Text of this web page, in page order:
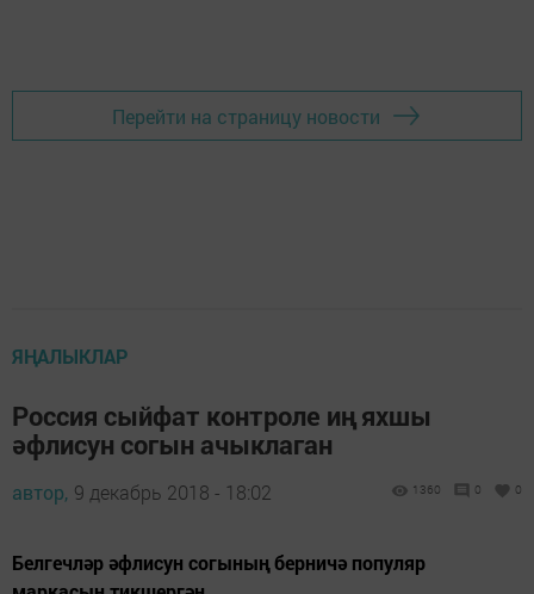
Перейти на страницу новости
ЯҢАЛЫКЛАР
Россия сыйфат контроле иң яхшы
әфлисун согын ачыклаган
автор, 9 декабрь 2018 - 18:02 1360 0 0
Белгечләр әфлисун согының берничә популяр